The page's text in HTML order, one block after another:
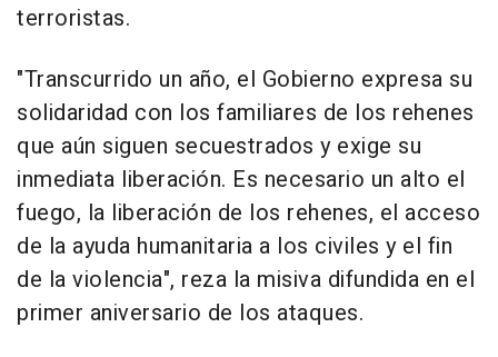
terroristas.
"Transcurrido un año, el Gobierno expresa su
solidaridad con los familiares de los rehenes
que aún siguen secuestrados y exige su
inmediata liberación. Es necesario un alto el
fuego, la liberación de los rehenes, el acceso
de la ayuda humanitaria a los civiles y el fin
de la violencia", reza la misiva difundida en el
primer aniversario de los ataques.